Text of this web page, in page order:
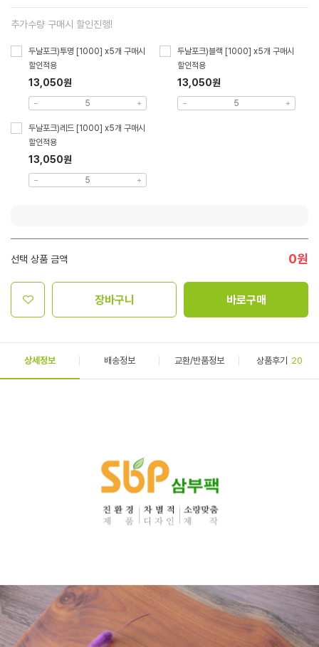
추가수량 구매시 할인진행!
두날포크)투명 [1000] x5개 구매시
할인적용
13,050원
두날포크)블랙 [1000] x5개 구매시
할인적용
13,050원
두날포크)레드 [1000] x5개 구매시
할인적용
13,050원
선택 상품 금액 0원
장바구니 바로구매
상세정보 배송정보 교환/반품정보 상품후기 20